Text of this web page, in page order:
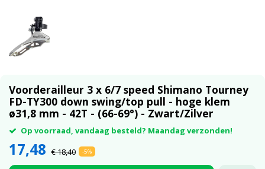
Voorderailleur 3 x 6/7 speed Shimano Tourney
FD-TY300 down swing/top pull - hoge klem
ø31,8 mm - 42T - (66-69°) - Zwart/Zilver
Op voorraad, vandaag besteld? Maandag verzonden!
17,48 € 18,40 -5%